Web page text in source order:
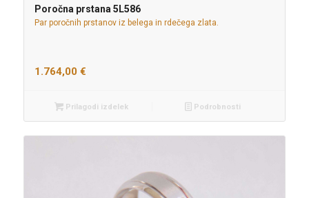
Poročna prstana 5L586
Par poročnih prstanov iz belega in rdečega zlata.
1.764,00 €
Prilagodi izdelek Podrobnosti